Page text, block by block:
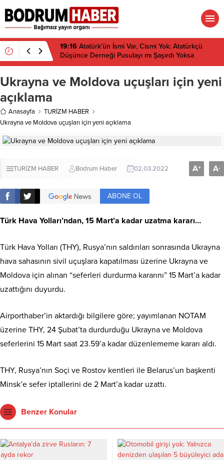
19:16 Atatürk’ün İsmi Var, Cismi Yok: Atatürkçü
Düşünce Derneği Pusulayı mı Şaşırdı Yoksa
Navigasyon mu Bozuldu?
Ukrayna ve Moldova uçuşları için yeni
açıklama
Anasayfa
TURİZM HABER
Ukrayna ve Moldova uçuşları için yeni açıklama
TURİZM HABER Bodrum Haber 02.03.2022 A+ A-
ABONE OL
Türk Hava Yolları’ndan, 15 Mart’a kadar uzatma kararı…
Türk Hava Yolları (THY), Rusya’nın saldırıları sonrasında Ukrayna
hava sahasının sivil uçuşlara kapatılması üzerine Ukrayna ve
Moldova için alınan “seferleri durdurma kararını” 15 Mart’a kadar
uzattığını duyurdu.
Airporthaber’in aktardığı bilgilere göre; yayımlanan NOTAM
üzerine THY, 24 Şubat’ta durdurduğu Ukrayna ve Moldova
seferlerini 15 Mart saat 23.59’a kadar düzenlememe kararı aldı.
THY, Rusya’nın Soçi ve Rostov kentleri ile Belarus’un başkenti
Minsk’e sefer iptallerini de 2 Mart’a kadar uzattı.
Benzer Konular